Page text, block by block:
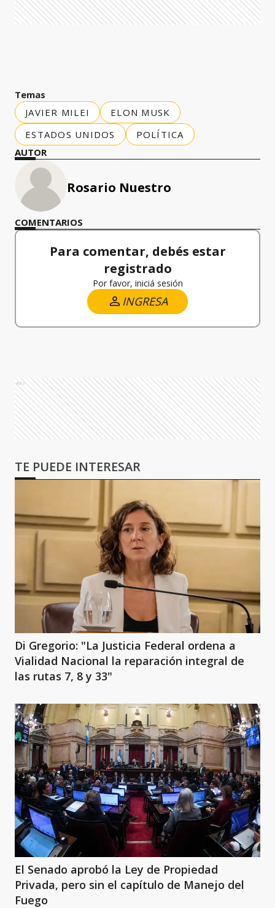
Temas
JAVIER MILEI
ELON MUSK
ESTADOS UNIDOS
POLÍTICA
AUTOR
Rosario Nuestro
COMENTARIOS
Para comentar, debés estar
registrado
Por favor, iniciá sesión
INGRESA
Ads
TE PUEDE INTERESAR
Di Gregorio: "La Justicia Federal ordena a
Vialidad Nacional la reparación integral de
las rutas 7, 8 y 33"
El Senado aprobó la Ley de Propiedad
Privada, pero sin el capítulo de Manejo del
Fuego